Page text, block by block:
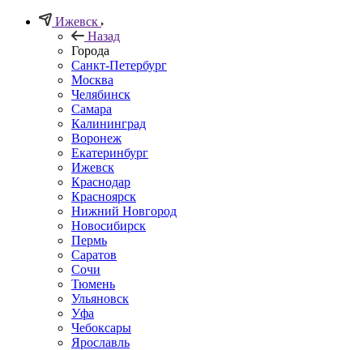
Ижевск
Назад
Города
Санкт-Петербург
Москва
Челябинск
Самара
Калининград
Воронеж
Екатеринбург
Ижевск
Краснодар
Красноярск
Нижний Новгород
Новосибирск
Пермь
Саратов
Сочи
Тюмень
Ульяновск
Уфа
Чебоксары
Ярославль